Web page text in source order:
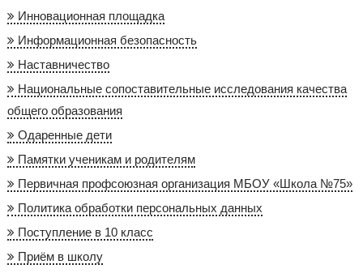
Инновационная площадка
Информационная безопасность
Наставничество
Национальные сопоставительные исследования качества
общего образования
Одаренные дети
Памятки ученикам и родителям
Первичная профсоюзная организация МБОУ «Школа №75»
Политика обработки персональных данных
Поступление в 10 класс
Приём в школу